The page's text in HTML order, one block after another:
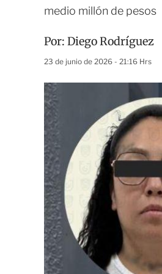
medio millón de pesos
Por: Diego Rodríguez
23 de junio de 2026 - 21:16 Hrs